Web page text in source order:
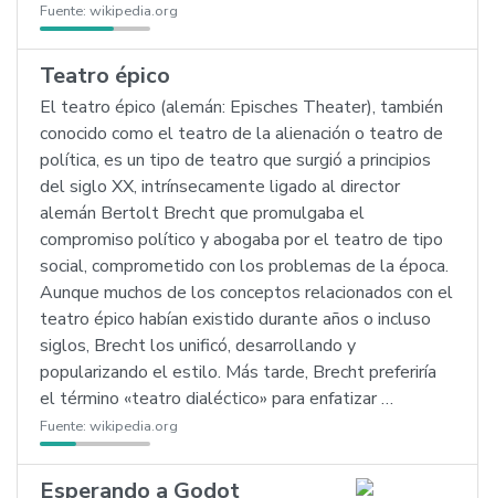
Fuente: wikipedia.org
Teatro épico
El teatro épico (alemán: Episches Theater), también
conocido como el teatro de la alienación o teatro de
política, es un tipo de teatro que surgió a principios
del siglo XX, intrínsecamente ligado al director
alemán Bertolt Brecht que promulgaba el
compromiso político y abogaba por el teatro de tipo
social, comprometido con los problemas de la época.
Aunque muchos de los conceptos relacionados con el
teatro épico habían existido durante años o incluso
siglos, Brecht los unificó, desarrollando y
popularizando el estilo. Más tarde, Brecht preferiría
el término «teatro dialéctico» para enfatizar …
Fuente: wikipedia.org
Esperando a Godot